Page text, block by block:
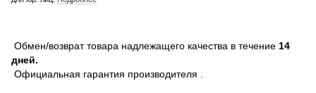
Обмен/возврат товара надлежащего качества в течение 14
дней.
Официальная гарантия производителя .